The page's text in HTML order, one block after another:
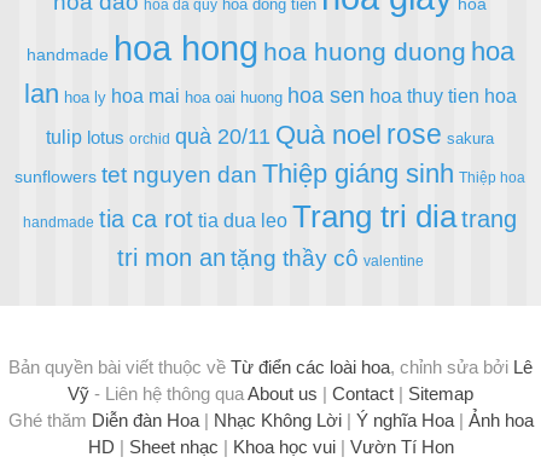
hoa da quy hoa dong tien
handmade hoa hong hoa huong duong hoa
lan hoa ly hoa mai hoa oai huong hoa sen hoa thuy tien hoa
tulip lotus orchid quà 20/11 Quà noel rose sakura
sunflowers tet nguyen dan Thiệp giáng sinh Thiệp hoa
handmade tia ca rot tia dua leo Trang tri diatrang
tri mon an tặng thầy cô valentine
Bản quyền bài viết thuộc về Từ điển các loài hoa, chỉnh sửa bởi Lê
Vỹ - Liên hệ thông quaAbout us | Contact | Sitemap
Ghé thăm Diễn đàn Hoa| Nhạc Không Lời| Ý nghĩa Hoa| Ảnh hoa
HD | Sheet nhạc | Khoa học vui| Vườn Tí Hon